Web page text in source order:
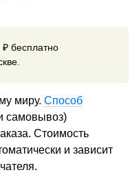
бесплатно
миру. Способ
самовывоз)
Стоимость
и зависит